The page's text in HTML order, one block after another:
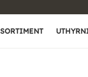
SORTIMENT